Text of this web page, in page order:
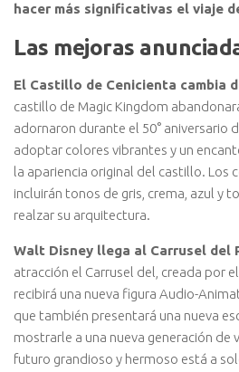
hacer más significativas el viaje
Las mejoras
El Castillo de Cenicienta cambia
castillo de Magic Kingdom
adornaron durante el 50° aniversario
adoptar colores vibrantes y un
la apariencia original del castillo. Los
incluirán tonos de gris, crema, azul y
realzar su arquitectura.
Walt Disney llega al Carrusel del
atracción el Carrusel del, creada por
recibirá una nueva figura Audio-
que también presentará una nueva
mostrarle a una nueva generación de
futuro grandioso y hermoso está a